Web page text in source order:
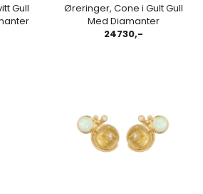
Gull
Øreringer, Cone i Gult Gull
Med Diamanter
24730,-